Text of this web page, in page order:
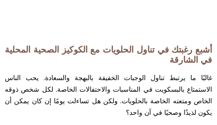
أشبع رغبتك في تناول الحلويات مع الكوكيز الصحية المحلية
في الشارقة
غالبًا ما يرتبط تناول الوجبات الخفيفة بالبهجة والسعادة. يحب الناس
الاستمتاع بالبسكويت في المناسبات والاحتفالات الخاصة. لكل شخص ذوقه
الخاص ومتعته الخاصة بالحلويات. ولكن هل تساءلت يومًا إن كان يمكن أن
يكون لذيذًا وصحيًا في آن واحد؟